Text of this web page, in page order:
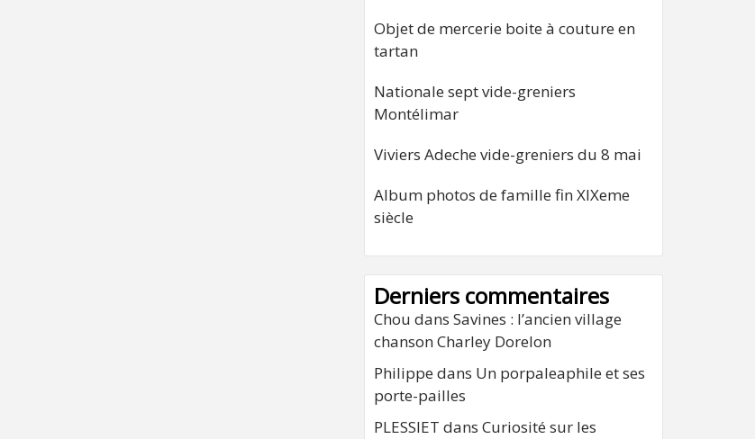
Objet de mercerie boite à couture en
tartan
Nationale sept vide-greniers
Montélimar
Viviers Adeche vide-greniers du 8 mai
Album photos de famille fin XIXeme
siècle
Derniers commentaires
Chou dans Savines : l’ancien village
chanson Charley Dorelon
Philippe dans Un porpaleaphile et ses
porte-pailles
PLESSIET dans Curiosité sur les